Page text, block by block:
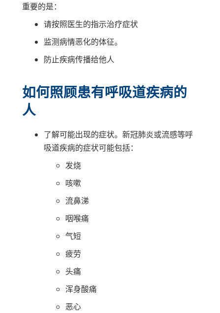
重要的是：
请按照医生的指示治疗症状
监测病情恶化的体征。
防止疾病传播给他人
如何照顾患有呼吸道疾病的
人
了解可能出现的症状。新冠肺炎或流感等呼
吸道疾病的症状可能包括：
发烧
咳嗽
流鼻涕
咽喉痛
气短
疲劳
头痛
浑身酸痛
恶心